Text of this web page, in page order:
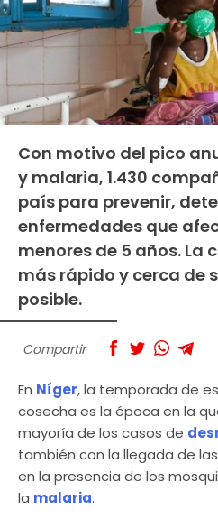
Con motivo del pico
y malaria, 1.430
país para prevenir,
enfermedades que
menores de 5 años. La
más rápido y cerca de
posible.
Compartir
En Níger, la temporada de
cosecha es la época en la
mayoría de los casos de
también con la llegada de
en la presencia de los
la malaria.